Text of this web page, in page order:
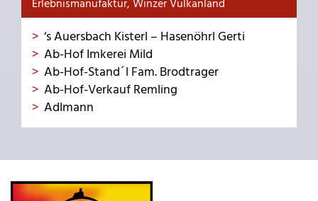
Erlebnismanufaktur, Winzer Vulkanland
‘s Auersbach Kisterl – Hasenöhrl Gerti
Ab-Hof Imkerei Mild
Ab-Hof-Stand´l Fam. Brodtrager
Ab-Hof-Verkauf Remling
Adlmann